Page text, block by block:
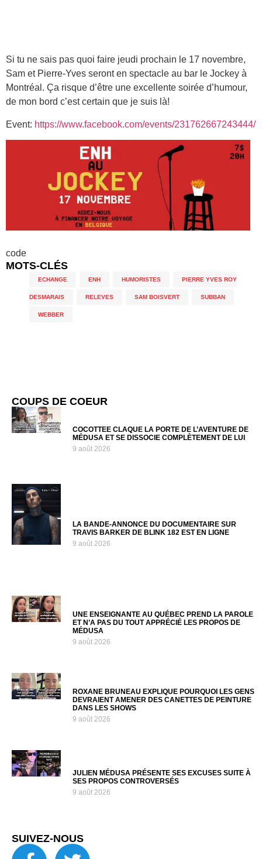
Si tu ne sais pas quoi faire jeudi prochain le 17 novembre,
Sam et Pierre-Yves seront en spectacle au bar le Jockey à
Montréal. Ça risque d’être une excellente soirée d’humour,
de mon bord c’est certain que je suis là!
Event: https://www.facebook.com/events/231762667243444/
code
MOTS-CLÉS
ECHANGE ENH HUMORISTES PIERRE YVES ROY
DESMARAIS RELEVES SAM BOISVERT SUBBAN
WEBBER
COUPS DE COEUR
COCOTTEE CLAQUE LA PORTE DE L’AVENTURE DE
MÉDUSA ET SE DISSOCIE COMPLÈTEMENT DE LUI
9 août 2026
LA BANDE-ANNONCE DU DOCUMENTAIRE SUR
TRAVIS BARKER DE BLINK 182 EST EN LIGNE
9 août 2026
UNE ENSEIGNANTE AU QUÉBEC PREND LA PAROLE
ET N’A PAS DU TOUT APPRÉCIÉ LES PROPOS DE
MÉDUSA
9 août 2026
ROXANE BRUNEAU EXPLIQUE POURQUOI LES GENS
DEVRAIENT AMENER DES CANETTES DE PEINTURE
DANS LES SHOWS
9 août 2026
JULIEN MÉDUSA PRÉSENTE SES EXCUSES SUITE À
SES PROPOS CONTROVERSÉS
9 août 2026
SUIVEZ-NOUS